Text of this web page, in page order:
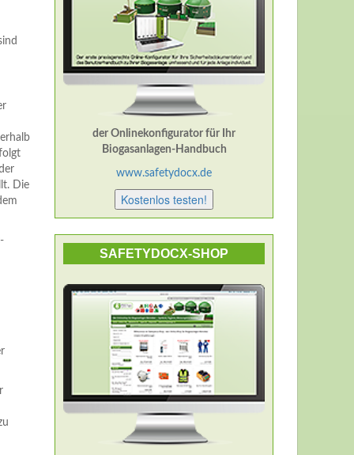
Die
der Onlinekonfigurator für Ihr
Biogasanlagen-Handbuch
www.safetydocx.de
Kostenlos testen!
SAFETYDOCX-SHOP